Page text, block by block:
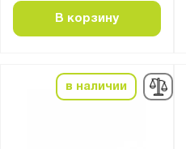
В корзину
в наличии